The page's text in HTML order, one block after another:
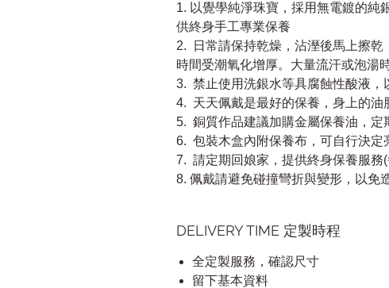
1. 以覺學純淨珠寶，採用無電鍍的純
供終身手工專業保養
2. 日常請保持乾燥，沾溼後馬上擦
時間受潮氧化增厚。大量流汗或泡湯
3. 禁止使用洗銀水等具腐蝕性酸液，
4. 天天佩戴是最好的保養，身上的油
5. 銅質作品建議加購金屬保養油，定
6. 包裝木盒內附保養布，可自行決定
7. 請定期回娘家，提供終身保養服務
8. 佩戴請避免碰撞彎折與變形，以免
DELIVERY TIME 定製時程
全定製服務，確認尺寸
留下基本資料